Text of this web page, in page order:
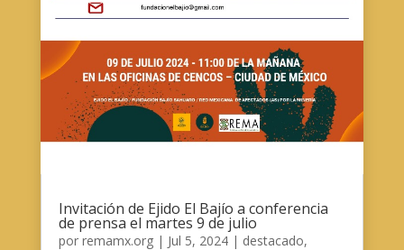
Invitación de Ejido El Bajío a conferencia
de prensa el martes 9 de julio
por remamx.org| Jul 5, 2024| destacado,